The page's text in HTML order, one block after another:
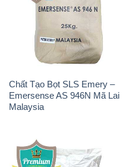
Chất Tạo Bọt SLS Emery –
Emersense AS 946N Mã Lai
Malaysia